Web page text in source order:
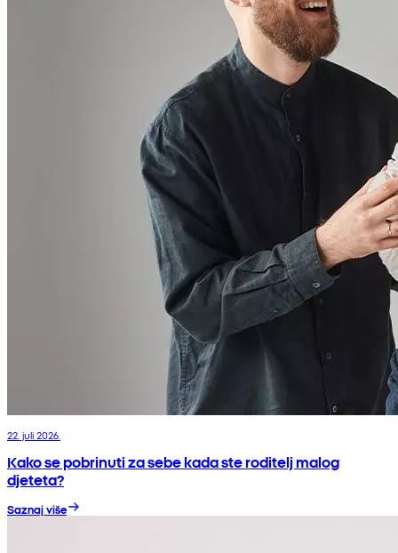
22. juli 2026.
Kako se pobrinuti za sebe kada ste roditelj malog
djeteta?
Saznaj više